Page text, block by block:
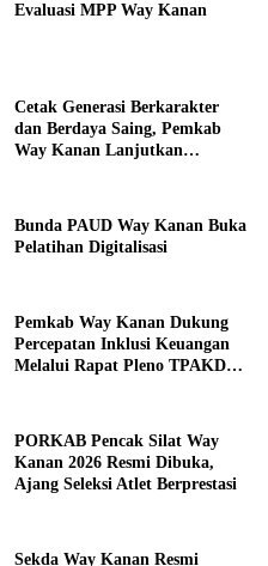
Evaluasi MPP Way Kanan
Cetak Generasi Berkarakter
dan Berdaya Saing, Pemkab
Way Kanan Lanjutkan
Bunda PAUD Way Kanan Buka
Pelatihan Digitalisasi
Pemkab Way Kanan Dukung
Percepatan Inklusi Keuangan
Melalui Rapat Pleno TPAKD
PORKAB Pencak Silat Way
Kanan 2026 Resmi Dibuka,
Ajang Seleksi Atlet Berprestasi
Sekda Way Kanan Resmi